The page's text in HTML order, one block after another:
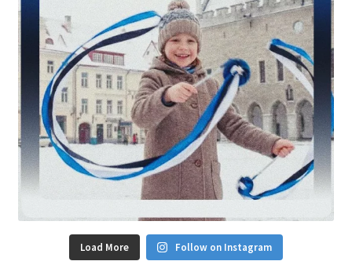
Load More Follow on Instagram